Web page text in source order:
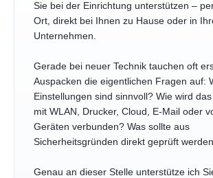
Sie bei der Einrichtung unterstützen –
Ort, direkt bei Ihnen zu Hause oder in
Unternehmen.
Gerade bei neuer Technik tauchen oft
Auspacken die eigentlichen Fragen auf:
Einstellungen sind sinnvoll? Wie wird
mit WLAN, Drucker, Cloud, E-Mail oder
Geräten verbunden? Was sollte aus
Sicherheitsgründen direkt geprüft
Genau an dieser Stelle unterstütze ich